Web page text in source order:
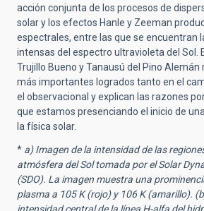
acción conjunta de los procesos de
solar y los efectos Hanle y Zeeman
espectrales, entre las que se encuentran
intensas del espectro ultravioleta del Sol.
Trujillo Bueno y Tanausú del Pino Alemán
más importantes logrados tanto en el
el observacional y explican las razones
que estamos presenciando el inicio de
la física solar.
* a) Imagen de la intensidad de las
atmósfera del Sol tomada por el Solar
(SDO). La imagen muestra una
plasma a 105 K (rojo) y 106 K (amarillo).